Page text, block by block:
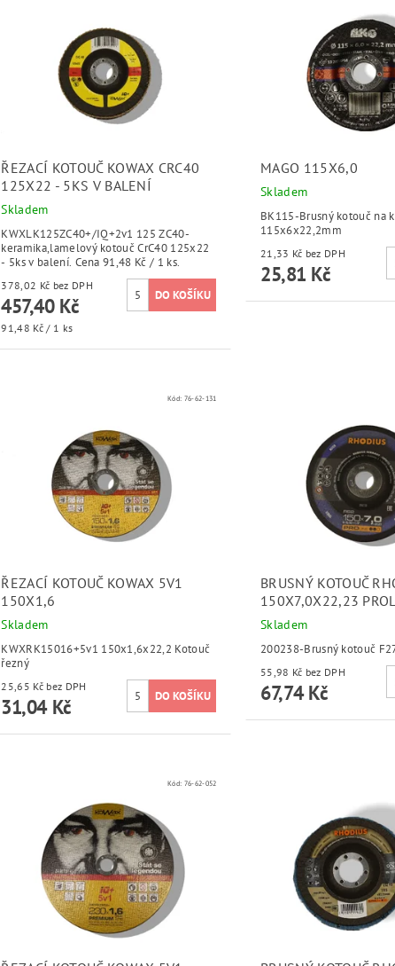
ŘEZACÍ KOTOUČ KOWAX CRC40
125X22 - 5KS V BALENÍ
Skladem
KWXLK125ZC40+/IQ+2v1 125 ZC40-
keramika,lamelový kotouč CrC40 125x22
- 5ks v balení. Cena 91,48 Kč / 1 ks.
378,02 Kč bez DPH
457,40 Kč
91,48 Kč / 1 ks
MAGO 115X6,0
Skladem
BK115-Brusný kotouč na
115x6x22,2mm
21,33 Kč bez DPH
25,81 Kč
Kód: 76-62-131
ŘEZACÍ KOTOUČ KOWAX 5V1
150X1,6
Skladem
KWXRK15016+5v1 150x1,6x22,2 Kotouč
řezný
25,65 Kč bez DPH
31,04 Kč
BRUSNÝ KOTOUČ
150X7,0X22,23
Skladem
200238-Brusný kotouč
55,98 Kč bez DPH
67,74 Kč
Kód: 76-62-052